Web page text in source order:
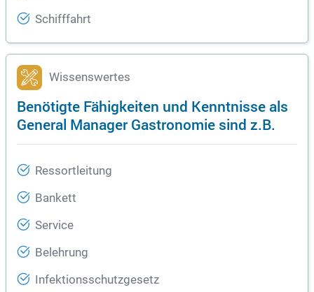
Schifffahrt
Wissenswertes
Benötigte Fähigkeiten und Kenntnisse als
General Manager Gastronomie sind z.B.
Ressortleitung
Bankett
Service
Belehrung
Infektionsschutzgesetz